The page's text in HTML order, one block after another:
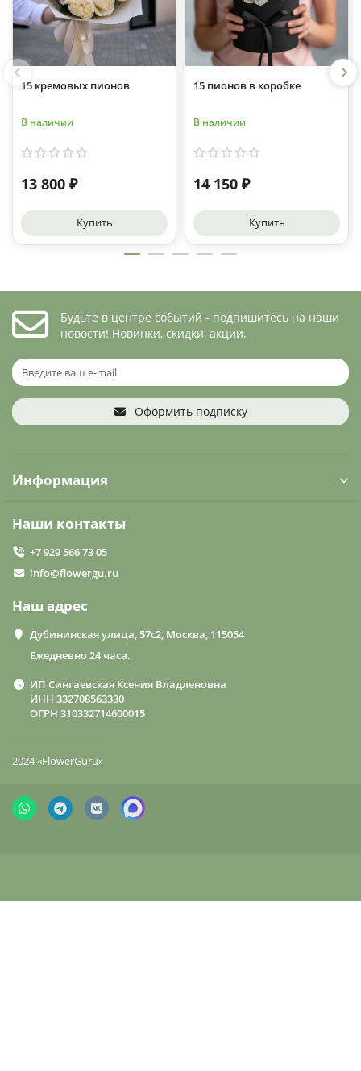
15 кремовых пионов
В наличии
13 800 ₽
Купить
15 пионов в коробке
В наличии
14 150 ₽
Купить
Будьте в центре событий - подпишитесь на наши
новости! Новинки, скидки, акции.
Оформить подписку
Информация
Наши контакты
+7 929 566 73 05
info@flowergu.ru
Наш адрес
Дубининская улица, 57с2, Москва, 115054
Ежедневно 24 часа.
ИП Сингаевская Ксения Владленовна
ИНН 332708563330
ОГРН 310332714600015
2024 «FlowerGuru»